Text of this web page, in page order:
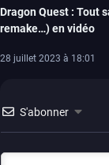
Dragon Quest : Tout
remake…) en vidéo
28 juillet 2023 à 18:01
S'abonner